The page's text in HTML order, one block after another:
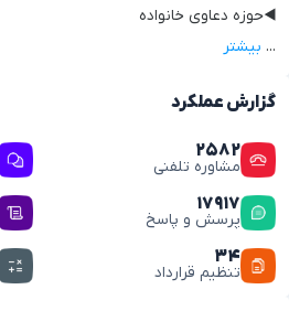
◀️حوزه دعاوی خانواده ‌‌‌
... بیشتر
گزارش عملکرد
۲۵۸۲
مشاوره تلفنی
۱۷۹۱۷
پرسش و پاسخ
۳۴
تنظیم قرارداد